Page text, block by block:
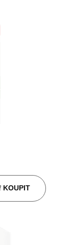
KOUPIT